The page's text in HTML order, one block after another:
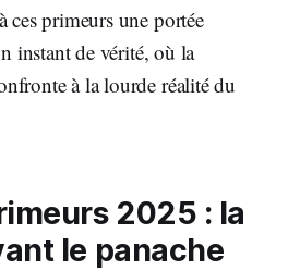
primeurs une portée
instant de vérité, où la
à la lourde réalité du
2025 : la
le panache